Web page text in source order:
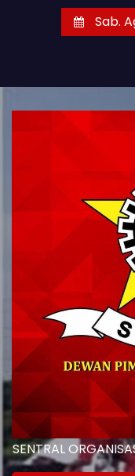
Sab.
SENTRAL